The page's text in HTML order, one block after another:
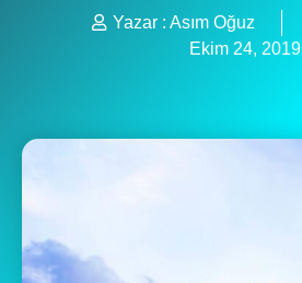
Yazar : Asım Oğuz
Ekim 24, 2019